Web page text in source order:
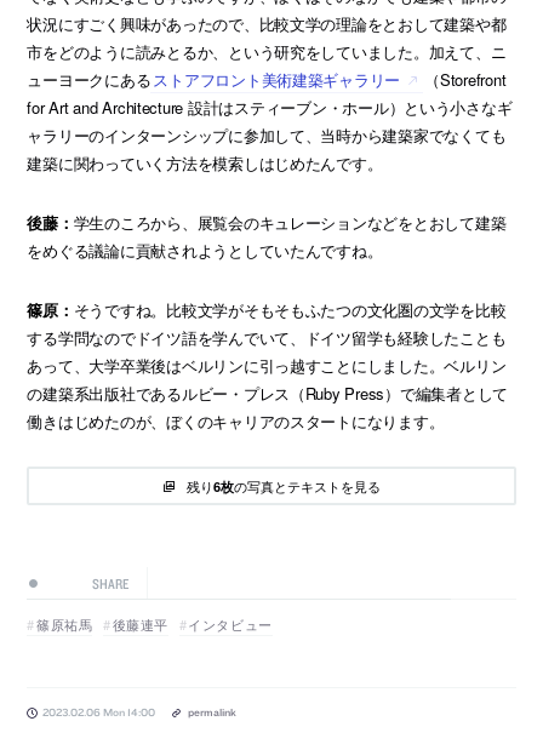
状況にすごく興味があったので、比較文学の理論をとおして建築や都
市をどのように読みとるか、という研究をしていました。加えて、ニ
ューヨークにあるストアフロント美術建築ギャラリー
（Storefront
for Art and Architecture 設計はスティーブン・ホール）という小さなギ
ャラリーのインターンシップに参加して、当時から建築家でなくても
建築に関わっていく方法を模索しはじめたんです。
後藤： 学生のころから、展覧会のキュレーションなどをとおして建築
をめぐる議論に貢献されようとしていたんですね。
篠原： そうですね。比較文学がそもそもふたつの文化圏の文学を比較
する学問なのでドイツ語を学んでいて、ドイツ留学も経験したことも
あって、大学卒業後はベルリンに引っ越すことにしました。ベルリン
の建築系出版社であるルビー・プレス（Ruby Press）で編集者として
働きはじめたのが、ぼくのキャリアのスタートになります。
残り6枚の写真とテキストを見る
SHARE
篠原祐馬 後藤連平 インタビュー
2023.02.06 Mon 14:00 permalink